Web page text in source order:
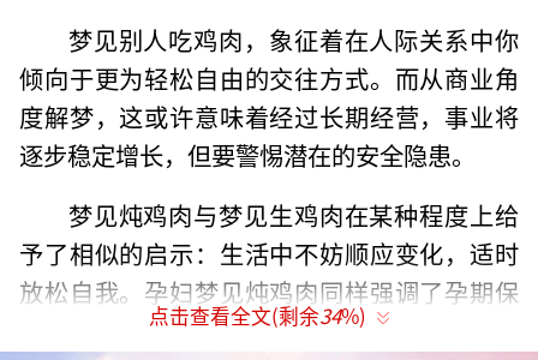
梦见别人吃鸡肉，象征着在人际关系中你
倾向于更为轻松自由的交往方式。而从商业角
度解梦，这或许意味着经过长期经营，事业将
逐步稳定增长，但要警惕潜在的安全隐患。
梦见炖鸡肉与梦见生鸡肉在某种程度上给
予了相似的启示：生活中不妨顺应变化，适时
放松自我。孕妇梦见炖鸡肉同样强调了孕期保
健的重要性，强调营养均衡的必要性。
点击查看全文(剩余34%)